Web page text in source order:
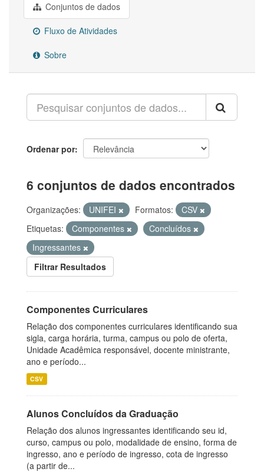
Conjuntos de dados
Fluxo de Atividades
Sobre
Ordenar por
6 conjuntos de dados encontrados
Organizações: UNIFEI Formatos:
CSV
Etiquetas:
Componentes
Concluídos
Ingressantes
Filtrar Resultados
Componentes Curriculares
Relação dos componentes curriculares identificando sua
sigla, carga horária, turma, campus ou polo de oferta,
Unidade Acadêmica responsável, docente ministrante,
ano e período...
CSV
Alunos Concluídos da Graduação
Relação dos alunos ingressantes identificando seu id,
curso, campus ou polo, modalidade de ensino, forma de
ingresso, ano e período de ingresso, cota de ingresso
(a partir de...